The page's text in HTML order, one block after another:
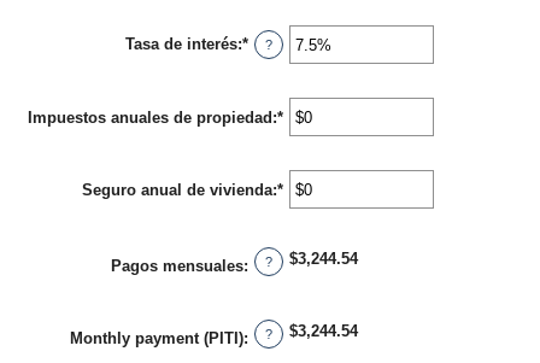
Tasa de interés:* Enter
an
between
0%
?
Impuestos anuales de propiedad:* Enter
an
between
$0
and
Seguro anual de vivienda:* Enter
an
$0
Pagos mensuales: ? $3,244.54
Monthly payment (PITI): ? $3,244.54